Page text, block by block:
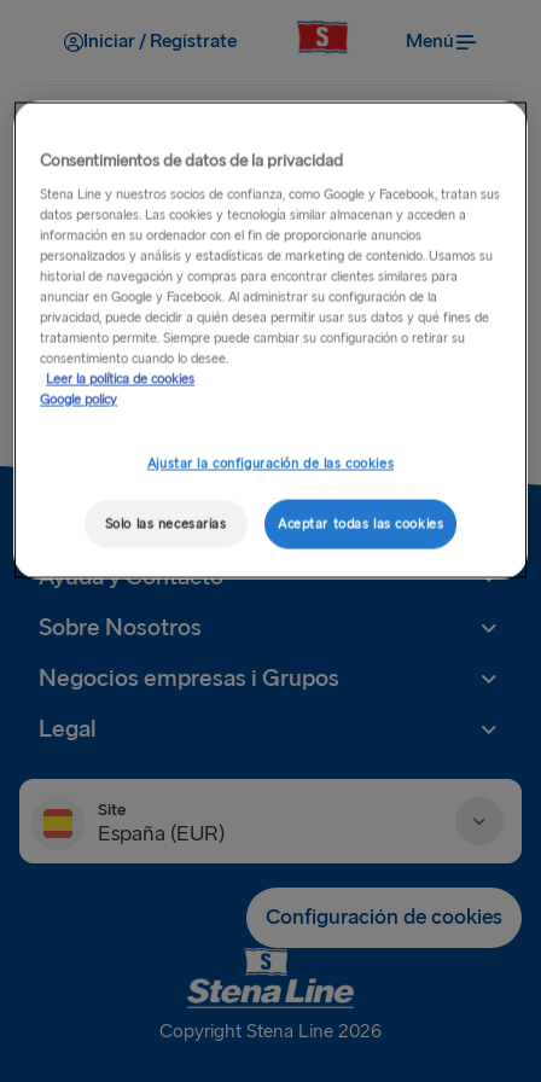
Iniciar / Regístrate Menú
¿Qué es lo que buscas?
Ayuda y Contacto
Sobre Nosotros
Negocios empresas i Grupos
Legal
Site
España (EUR)
Configuración de cookies
Copyright Stena Line 2026
Consentimientos de datos de la privacidad
Stena Line y nuestros socios de confianza, como Google y Facebook, tratan sus
datos personales. Las cookies y tecnología similar almacenan y acceden a
información en su ordenador con el fin de proporcionarle anuncios
personalizados y análisis y estadísticas de marketing de contenido. Usamos su
historial de navegación y compras para encontrar clientes similares para
anunciar en Google y Facebook. Al administrar su configuración de la
privacidad, puede decidir a quién desea permitir usar sus datos y qué fines de
tratamiento permite. Siempre puede cambiar su configuración o retirar su
consentimiento cuando lo desee.
Leer la política de cookies
Google policy
Ajustar la configuración de las cookies
Solo las necesarias Aceptar todas las cookies